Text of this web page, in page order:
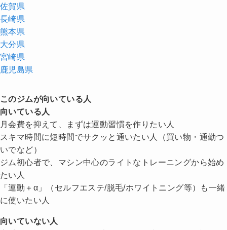
佐賀県
長崎県
熊本県
大分県
宮崎県
鹿児島県
このジムが向いている人
向いている人
月会費を抑えて、まずは運動習慣を作りたい人
スキマ時間に短時間でサクッと通いたい人（買い物・通勤つ
いでなど）
ジム初心者で、マシン中心のライトなトレーニングから始め
たい人
「運動＋α」（セルフエステ/脱毛/ホワイトニング等）も一緒
に使いたい人
向いていない人